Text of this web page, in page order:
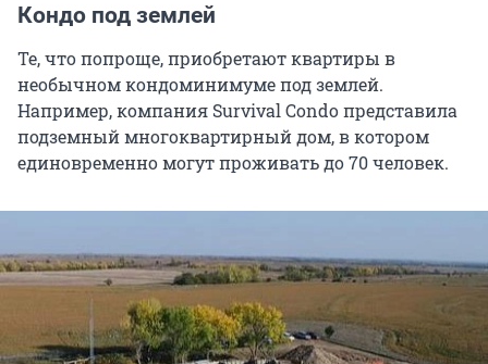
Кондо под землей
Те, что попроще, приобретают квартиры в
необычном кондоминимуме под землей.
Например, компания Survival Condo представила
подземный многоквартирный дом, в котором
единовременно могут проживать до 70 человек.